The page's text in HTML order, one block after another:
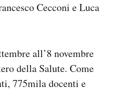
Cecconi e Luca
all’8 novembre
della Salute. Come
775mila docenti e